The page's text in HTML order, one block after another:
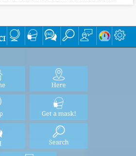
Here
Get a mask!
Search